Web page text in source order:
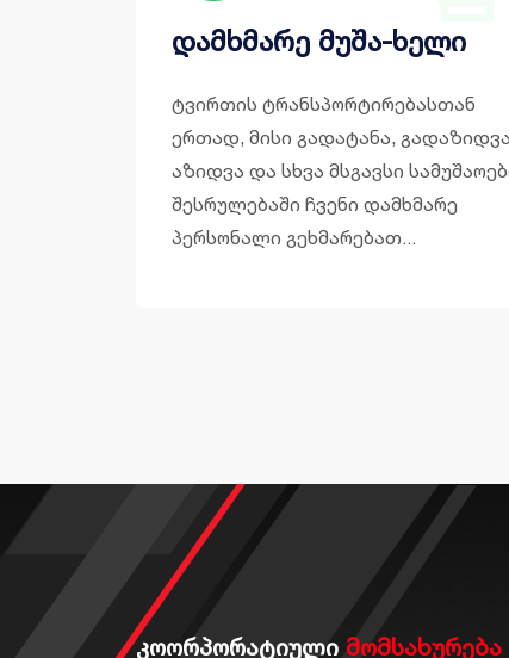
დამხმარე მუშა-ხელი
ტვირთის ტრანსპორტირებასთან
ერთად, მისი გადატანა,
აზიდვა და სხვა მსგავსი
შესრულებაში ჩვენი დამხმარე
პერსონალი გეხმარებათ...
კოორპორატიული მომსახურება